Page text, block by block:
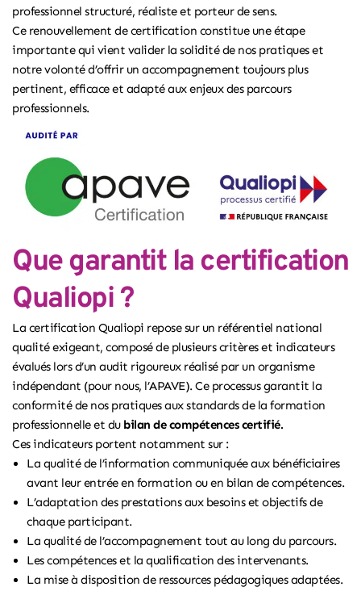
professionnel structuré, réaliste et porteur de sens.
Ce renouvellement de certification constitue une étape
importante qui vient valider la solidité de nos pratiques et
notre volonté d’offrir un accompagnement toujours plus
pertinent, efficace et adapté aux enjeux des parcours
professionnels.
Que garantit la certification
Qualiopi ?
La certification Qualiopi repose sur un référentiel national
qualité exigeant, composé de plusieurs critères et indicateurs
évalués lors d’un audit rigoureux réalisé par un organisme
indépendant (pour nous, l’APAVE). Ce processus garantit la
conformité de nos pratiques aux standards de la formation
professionnelle et du bilan de compétences certifié.
Ces indicateurs portent notamment sur :
La qualité de l’information communiquée aux bénéficiaires
avant leur entrée en formation ou en bilan de compétences.
L’adaptation des prestations aux besoins et objectifs de
chaque participant.
La qualité de l’accompagnement tout au long du parcours.
Les compétences et la qualification des intervenants.
La mise à disposition de ressources pédagogiques adaptées.